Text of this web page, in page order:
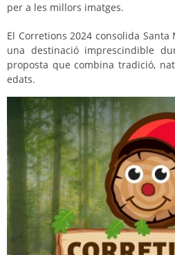
per a les millors imatges.
El Corretions 2024 consolida
una destinació imprescindible
proposta que combina tradició,
edats.